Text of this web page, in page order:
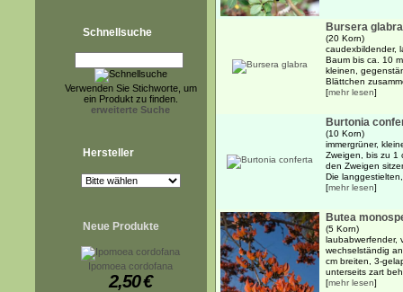
Schnellsuche
Verwenden Sie Stichworte, um
ein Produkt zu finden.
erweiterte Suche
Hersteller
Neue Produkte
Ipomoea cordofana
2,50€
Bursera glabra
(20 Korn)
caudexbildender,
Baum bis ca. 10
kleinen,
Blättchen
[mehr lesen]
Burtonia
(10 Korn)
immergrüner,
Zweigen, bis zu 1
den Zweigen
Die
[mehr lesen]
Butea
(5 Korn)
laubabwerfender,
wechselständig
cm breiten, 3-
unterseits zart
[mehr lesen]